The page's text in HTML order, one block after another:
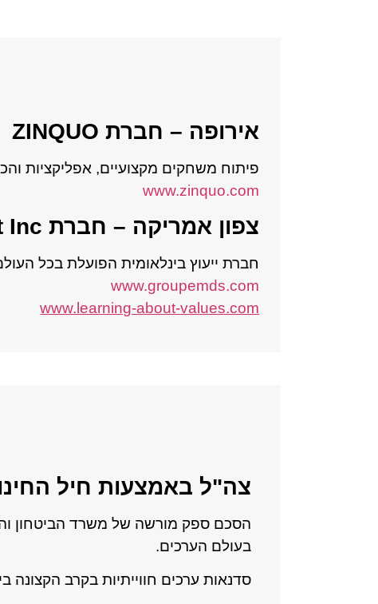
אירופה – חברת ZINQUO
פיתוח משחקים מקצועיים, אפליקציות
www.zinquo.com
צפון אמריקה – חברתGestion M.D.S Management Inc.
חברת ייעוץ בינלאומית הפועלת בכל
www.groupemds.com
www.learning-about-values.com
צה"ל באמצעות חיל
הסכם ספק מורשה של משרד הביטחון
בעולם הערכים.
סדנאות ערכים חווייתיות בקרב הקצונה